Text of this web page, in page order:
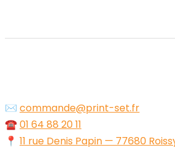
✉️ commande@print-set.fr
☎️01 64 88 20 11
📍 11 rue Denis Papin — 77680